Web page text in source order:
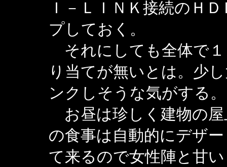
Ｉ－ＬＩＮＫ接続のＨ
プしておく。
それにしても全体で
り当てが無いとは。少
ンクしそうな気がする。
お昼は珍しく建物の
の食事は自動的にデザ
て来るので女性陣と甘